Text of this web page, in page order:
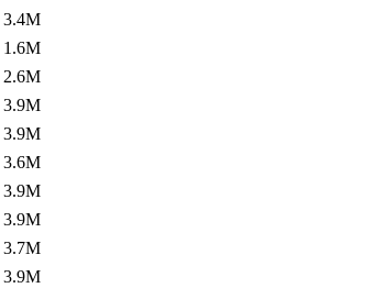
3.4M
1.6M
2.6M
3.9M
3.9M
3.6M
3.9M
3.9M
3.7M
3.9M